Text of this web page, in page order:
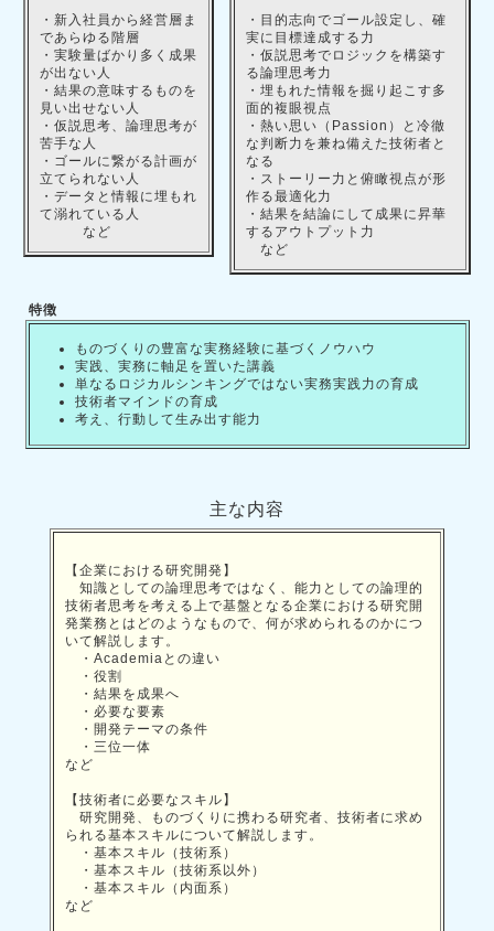
・新入社員から経営層ま
であらゆる階層
・実験量ばかり多く成果
が出ない人
・結果の意味するものを
見い出せない人
・仮説思考、論理思考が
苦手な人
・ゴールに繋がる計画が
立てられない人
・データと情報に埋もれ
て溺れている人
など
・目的志向でゴール設定し、確
実に目標達成する力
・仮説思考でロジックを構築す
る論理思考力
・埋もれた情報を掘り起こす多
面的複眼視点
・熱い思い（Passion）と冷徹
な判断力を兼ね備えた技術者と
なる
・ストーリー力と俯瞰視点が形
作る最適化力
・結果を結論にして成果に昇華
するアウトプット力
など
特徴
ものづくりの豊富な実務経験に基づくノウハウ
実践、実務に軸足を置いた講義
単なるロジカルシンキングではない実務実践力の育成
技術者マインドの育成
考え、行動して生み出す能力
主な内容
【企業における研究開発】
知識としての論理思考ではなく、能力としての論理的
技術者思考を考える上で基盤となる企業における研究開
発業務とはどのようなもので、何が求められるのかにつ
いて解説します。
・Academiaとの違い
・役割
・結果を成果へ
・必要な要素
・開発テーマの条件
・三位一体
など
【技術者に必要なスキル】
研究開発、ものづくりに携わる研究者、技術者に求め
られる基本スキルについて解説します。
・基本スキル（技術系）
・基本スキル（技術系以外）
・基本スキル（内面系）
など